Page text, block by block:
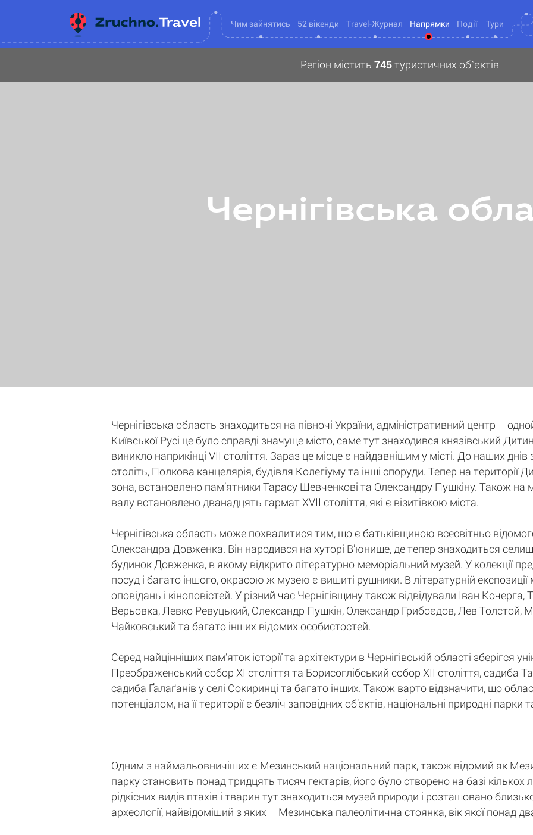
Чим зайнятись 52 вікенди Travel-Журнал Напрямки Події Тури
Регіон містить 745туристичних об`єктів
Чернігівська
Чернігівська область знаходиться на півночі України, адміністративний центр –
Київської Русі це було справді значуще місто, саме тут знаходився князівський
виникло наприкінці VII століття. Зараз це місце є найдавнішим у місті. До наших
століть, Полкова канцелярія, будівля Колегіуму та інші споруди. Тепер на території
зона, встановлено пам’ятники Тарасу Шевченкові та Олександру Пушкіну. Також на
валу встановлено дванадцять гармат XVII століття, які є візитівкою міста.
Чернігівська область може похвалитися тим, що є батьківщиною всесвітньо
Олександра Довженка. Він народився на хуторі В’юнище, де тепер знаходиться
будинок Довженка, в якому відкрито літературно-меморіальний музей. У колекції
посуд і багато іншого, окрасою ж музею є вишиті рушники. В літературній
оповідань і кіноповістей. У різний час Чернігівщину також відвідували Іван
Верьовка, Левко Ревуцький, Олександр Пушкін, Олександр Грибоєдов, Лев Толстой,
Чайковський та багато інших відомих особистостей.
Серед найцінніших пам’яток історії та архітектури в Чернігівській області зберігся
Преображенський собор XI століття та Борисоглібський собор XII століття, садиба
садиба Ґалаґанів у селі Сокиринці та багато інших. Також варто відзначити, що
потенціалом, на її території є безліч заповідних об’єктів, національні природні
Одним з наймальовничіших є Мезинський національний парк, також відомий як
парку становить понад тридцять тисяч гектарів, його було створено на базі
рідкісних видів птахів і тварин тут знаходиться музей природи і розташовано
археології, найвідоміший з яких – Мезинська палеолітична стоянка, вік якої понад